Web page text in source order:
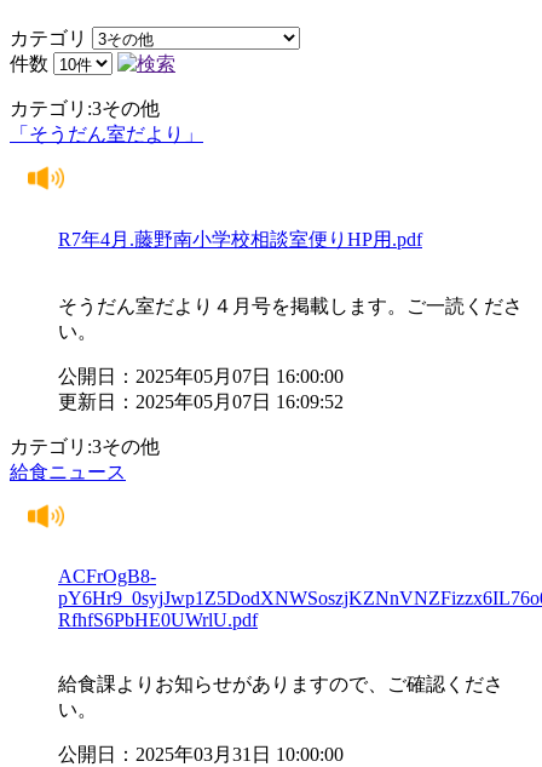
カテゴリ
件数
カテゴリ:3その他
「そうだん室だより」
R7年4月.藤野南小学校相談室便りHP用.pdf
そうだん室だより４月号を掲載します。ご一読くださ
い。
公開日：2025年05月07日 16:00:00
更新日：2025年05月07日 16:09:52
カテゴリ:3その他
給食ニュース
ACFrOgB8-
RfhfS6PbHE0UWrlU.pdf
給食課よりお知らせがありますので、ご確認くださ
い。
公開日：2025年03月31日 10:00:00